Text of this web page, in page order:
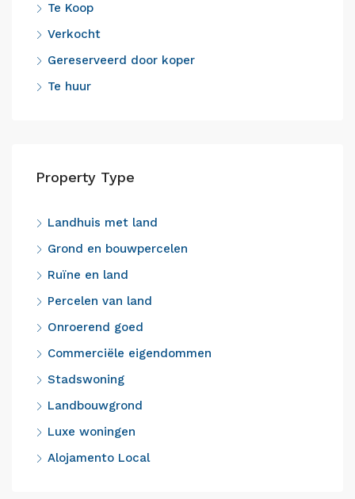
Te Koop
Verkocht
Gereserveerd door koper
Te huur
Property Type
Landhuis met land
Grond en bouwpercelen
Ruïne en land
Percelen van land
Onroerend goed
Commerciële eigendommen
Stadswoning
Landbouwgrond
Luxe woningen
Alojamento Local